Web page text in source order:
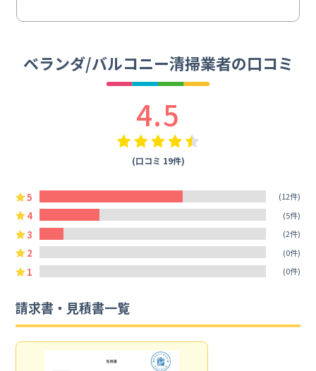
ベランダ/バルコニー清掃業者の口コミ
4.5
(口コミ 19件)
5 (12件)
4 (5件)
3 (2件)
2 (0件)
1 (0件)
請求書・見積書一覧